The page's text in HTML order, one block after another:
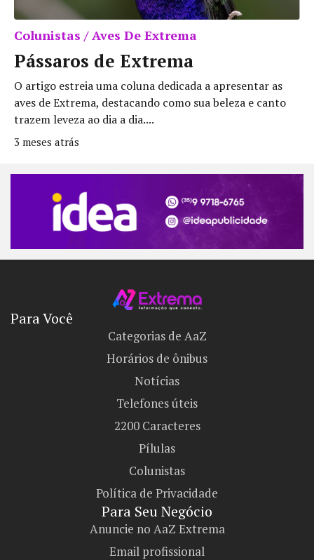
Colunistas / Aves De Extrema
Pássaros de Extrema
O artigo estreia uma coluna dedicada a apresentar as
aves de Extrema, destacando como sua beleza e canto
trazem leveza ao dia a dia....
3 meses atrás
Para Você
Categorias de AaZ
Horários de ônibus
Notícias
Telefones úteis
2200 Caracteres
Pílulas
Colunistas
Política de Privacidade
Para Seu Negócio​
Anuncie no AaZ Extrema
Email profissional